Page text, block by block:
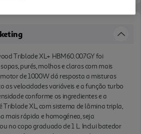
Triblade XL+ HBM60.007GY foi
purés, molhos e claras com mais
de 1000W dá resposta a misturas
as velocidades variáveis e a função turbo
conforme os ingredientes e a
Triblade XL, com sistema de lâmina tripla,
mais rápida e homogénea, seja
no copo graduado de 1 L. Inclui batedor